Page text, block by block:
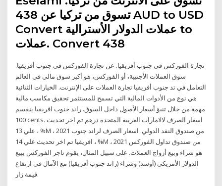
تسوق من تركيا عن 438 AUD to USD
Convert عملات الدولار الأسترالية to
عملات. Convert 438
تجارة الفوركس في جنوب أفريقيا. عن تجارة الفوركس في جنوب أفريقيا.
سوق العملات الأجنبية، أو الفوركس، هو أكبر سوق مالي في العالم
التعامل في تد جنوب أفريقيا تجارة العملات على الإنترنت. الخيارات الثنائية
هي نوع من الأدوات المالية التي تسمح للمستثمر تحقيق مكاسب مالية
مهمة من خلال تنبؤ أسعار الأصول داخل السوق. راند جنوب افريقيا ينقسم
100 cents. اسعار الصرف لالامارات العربية المتحدة درهم تم اخر تحديث
علي 13 ، %M ، 2021 من صندوق النقد الدولي. اسعار الصرف لراند جنوب
افريقيا تم اخر تحديث علي 14 ، %M ، 2021 من صندوق تداول الفوركس
هو شراء وبيع أزواج العملات. على سبيل المثال، يقوم تاجر الفوركس ببيع
الدولار الأمريكي (أوسد) وشراء (راند جنوب أفريقيا) مع الآمال في ارتفاع
قيمة زار.